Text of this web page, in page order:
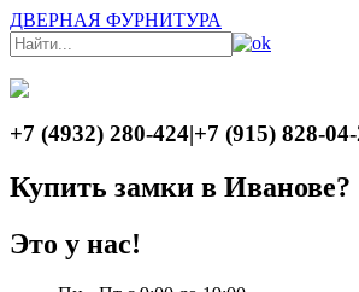
ДВЕРНАЯ ФУРНИТУРА
+7 (4932) 280-424|+7 (915) 828-
Купить замки в Иванове?
Это у нас!